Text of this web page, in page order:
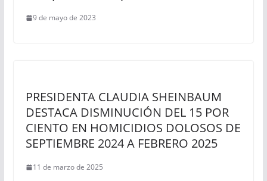
9 de mayo de 2023
PRESIDENTA CLAUDIA SHEINBAUM
DESTACA DISMINUCIÓN DEL 15 POR
CIENTO EN HOMICIDIOS DOLOSOS DE
SEPTIEMBRE 2024 A FEBRERO 2025
11 de marzo de 2025